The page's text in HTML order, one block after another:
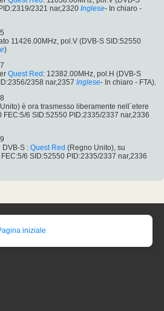
2321 nar,2320 Inglese- In chiaro -
11426.00MHz, pol.V (DVB-S SID:52550
)
Quest Red : 12382.00MHz, pol.H (DVB-S
2358 nar,2357 Inglese- In chiaro - FTA).
è ora trasmesso liberamente nell´etere
6 SID:52550 PID:2335/2337 nar,2336
DVB-S : Quest Red (Regno Unito), su
6 SID:52550 PID:2335/2337 nar,2336
iniziale